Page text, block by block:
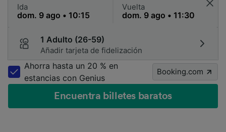
Ida Vuelta
1 Adulto (26-59)
Añadir tarjeta de fidelización
Ahorra hasta un 20 % en
estancias con Genius
Booking.com
Encuentra billetes baratos